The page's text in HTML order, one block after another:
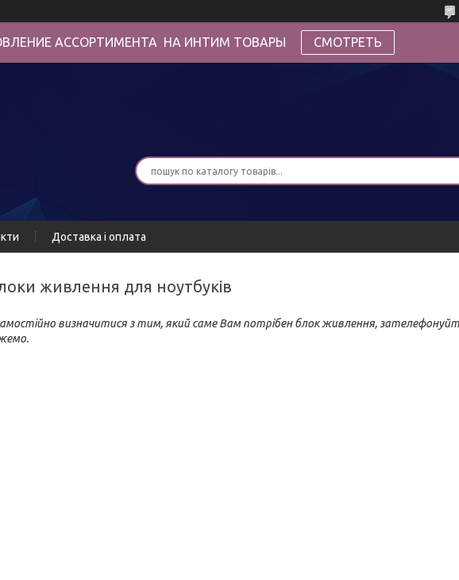
АССОРТИМЕНТА НА ИНТИМ ТОВАРЫ СМОТРЕТЬ
Доставка і оплата
живлення для ноутбуків
визначитися з тим, який саме Вам потрібен блок живлення,